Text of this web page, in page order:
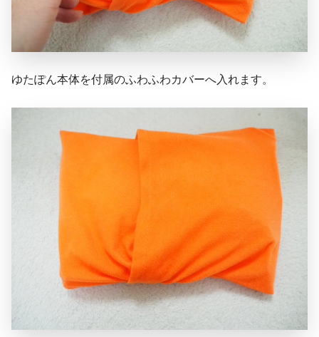
ゆたぽん本体を付属のふわふわカバーへ入れます。